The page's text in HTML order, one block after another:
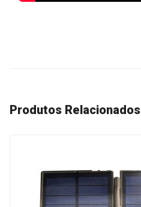
Produtos Relacionados